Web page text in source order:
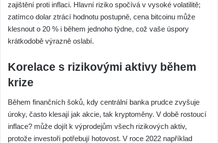
zajištění proti inflaci. Hlavní riziko spočívá v vysoké volatilitě;
zatímco dolar ztrácí hodnotu postupně, cena bitcoinu může
klesnout o 20 % i během jednoho týdne, což vaše úspory
krátkodobě výrazně oslabí.
Korelace s rizikovými aktivy během
krize
Během finančních šoků, kdy centrální banka prudce zvyšuje
úroky, často klesají jak akcie, tak kryptoměny. V době rostoucí
inflace? může dojít k výprodejům všech rizikových aktiv,
protože investoři potřebují hotovost. V roce 2022 například